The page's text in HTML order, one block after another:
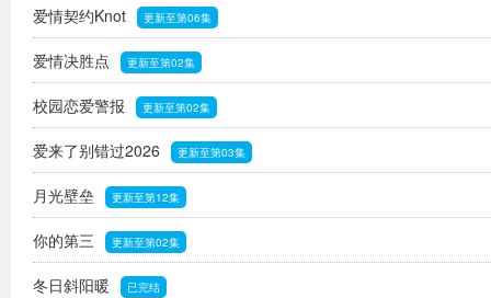
爱情契约Knot 更新至第06集
爱情决胜点 更新至第02集
校园恋爱警报 更新至第02集
爱来了别错过2026 更新至第03集
月光壁垒 更新至第12集
你的第三 更新至第02集
冬日斜阳暖 已完结